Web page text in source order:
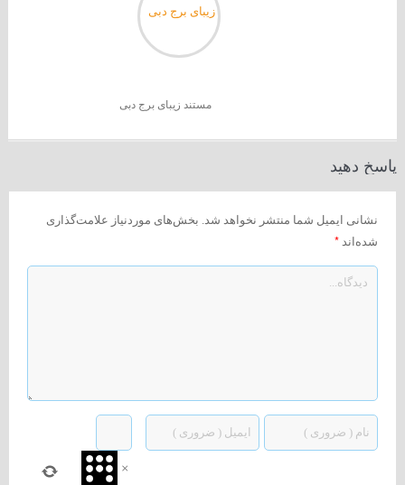
مستند زیبای برج دبی
پاسخ دهید
نشانی ایمیل شما منتشر نخواهد شد. بخش‌های موردنیاز علامت‌گذاری
شده‌اند *
×